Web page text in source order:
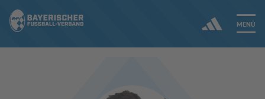
MENÜ